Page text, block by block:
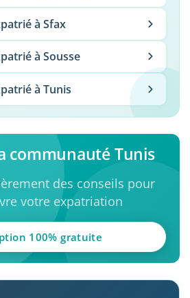
à Sfax
à Sousse
à Tunis
communauté Tunis
des conseils pour
votre expatriation
100% gratuite